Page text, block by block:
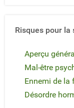
Risques pour la
Aperçu
Mal-être
Ennemi de la
Désordre